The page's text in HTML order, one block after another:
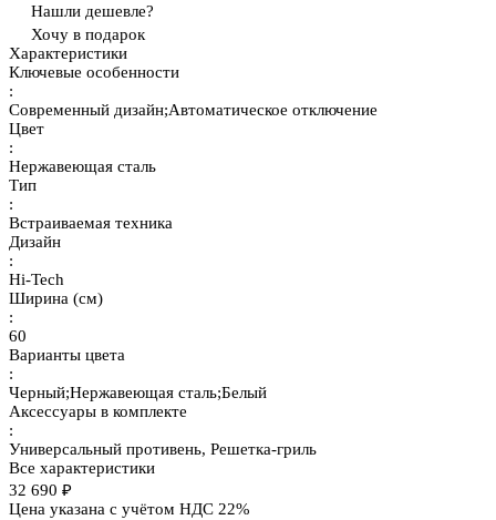
Нашли дешевле?
Хочу в подарок
Характеристики
Ключевые особенности
:
Современный дизайн;Автоматическое отключение
Цвет
:
Нержавеющая сталь
Тип
:
Встраиваемая техника
Дизайн
:
Hi-Tech
Ширина (см)
:
60
Варианты цвета
:
Черный;Нержавеющая сталь;Белый
Аксессуары в комплекте
:
Универсальный противень, Решетка-гриль
Все характеристики
32 690 ₽
Цена указана с учётом НДС 22%